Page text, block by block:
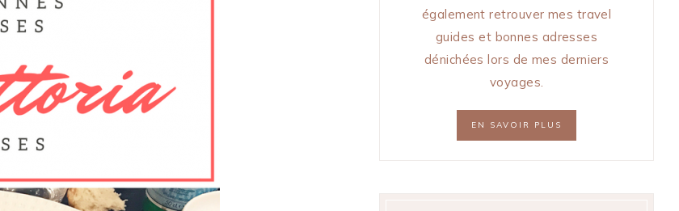
également retrouver mes travel
guides et bonnes adresses
dénichées lors de mes derniers
voyages.
EN SAVOIR PLUS